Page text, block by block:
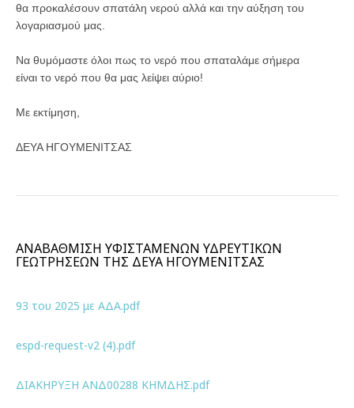
θα προκαλέσουν σπατάλη νερού αλλά και την αύξηση του
λογαριασμού μας.
Να θυμόμαστε όλοι πως το νερό που σπαταλάμε σήμερα
είναι το νερό που θα μας λείψει αύριο!
Με εκτίμηση,
ΔΕΥΑ ΗΓΟΥΜΕΝΙΤΣΑΣ
ΑΝΑΒΑΘΜΙΣΗ ΥΦΙΣΤΑΜΕΝΩΝ ΥΔΡΕΥΤΙΚΩΝ
ΓΕΩΤΡΗΣΕΩΝ ΤΗΣ ΔΕΥΑ ΗΓΟΥΜΕΝΙΤΣΑΣ
93 του 2025 με ΑΔΑ.pdf
espd-request-v2 (4).pdf
ΔΙΑΚΗΡΥΞΗ ΑΝΔ00288 ΚΗΜΔΗΣ.pdf